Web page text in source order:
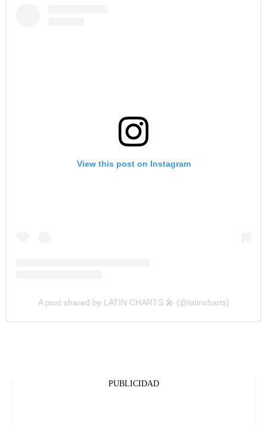
View this post on Instagram
A post shared by LATIN CHARTS 🎤 (@latincharts)
PUBLICIDAD